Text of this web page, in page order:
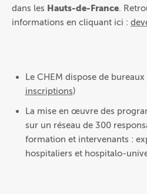
dans les Hauts-de-France.
informations en cliquant ici :
Le CHEM dispose de bureaux
inscriptions)
La mise en œuvre des
sur un réseau de 300
formation et intervenants :
hospitaliers et hospitalo-